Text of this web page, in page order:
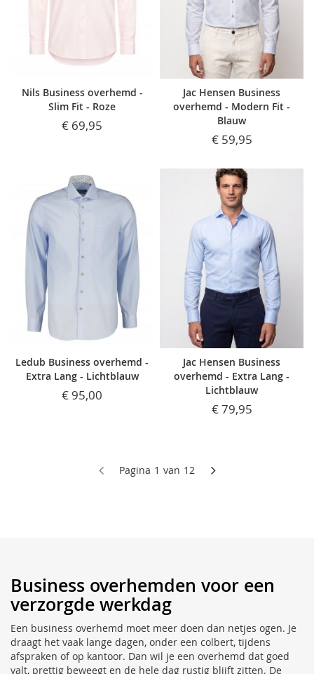
Nils Business overhemd -
Slim Fit - Roze
€ 69,95
Jac Hensen Business
overhemd - Modern Fit -
Blauw
€ 59,95
Ledub Business overhemd -
Extra Lang - Lichtblauw
€ 95,00
Jac Hensen Business
overhemd - Extra Lang -
Lichtblauw
€ 79,95
Pagina U lees momenteel pagina
1 van Pagina
12
Business overhemden voor een
verzorgde werkdag
Een business overhemd moet meer doen dan netjes ogen. Je
draagt het vaak lange dagen, onder een colbert, tijdens
afspraken of op kantoor. Dan wil je een overhemd dat goed
valt, prettig beweegt en de hele dag rustig blijft zitten. De